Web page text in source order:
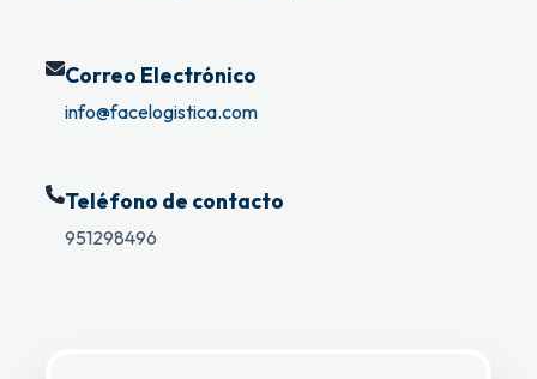
Correo Electrónico
info@facelogistica.com
Teléfono de contacto
951298496